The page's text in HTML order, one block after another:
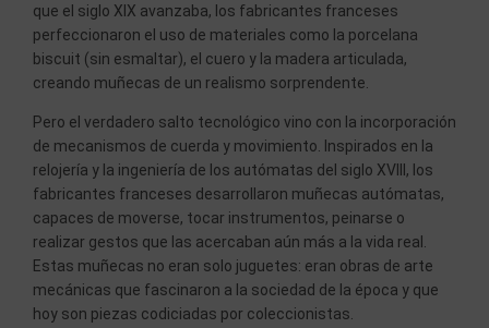
que el siglo XIX avanzaba, los fabricantes franceses
perfeccionaron el uso de materiales como la porcelana
biscuit (sin esmaltar), el cuero y la madera articulada,
creando muñecas de un realismo sorprendente.
Pero el verdadero salto tecnológico vino con la incorporación
de mecanismos de cuerda y movimiento. Inspirados en la
relojería y la ingeniería de los autómatas del siglo XVIII, los
fabricantes franceses desarrollaron muñecas autómatas,
capaces de moverse, tocar instrumentos, peinarse o
realizar gestos que las acercaban aún más a la vida real.
Estas muñecas no eran solo juguetes: eran obras de arte
mecánicas que fascinaron a la sociedad de la época y que
hoy son piezas codiciadas por coleccionistas.